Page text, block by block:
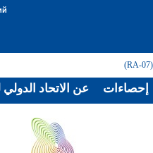
عن الاتحاد الدولي إحصاءات